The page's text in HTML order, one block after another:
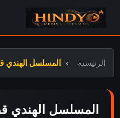
الرئيسية المسلسل الهندي
المسلسل الهندي